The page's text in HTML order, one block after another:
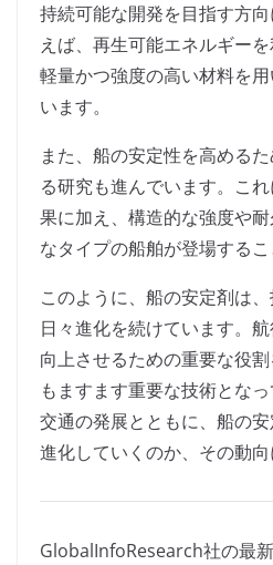
持続可能な開発を目指す方
えば、再生可能エネルギーを
軽量かつ強度の高い材料を
います。
また、船の安定性を高める
る研究も進んでいます。こ
果に加え、構造的な強度や
なタイプの船舶が登場するこ
このように、船の安定剤は
日々進化を続けています。
向上させるための重要な役
もますます重要な技術とな
交通の発展とともに、船の
進化していくのか、その動向
GlobalInfoResearch社の最